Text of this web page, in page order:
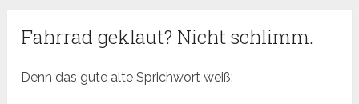
Fahrrad geklaut? Nicht schlimm.
Denn das gute alte Sprichwort weiß: